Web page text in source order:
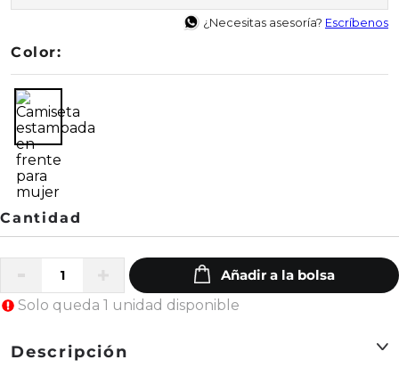
¿Necesitas asesoría? Escríbenos
Color:
Solo queda 1 unidad disponible
Descripción